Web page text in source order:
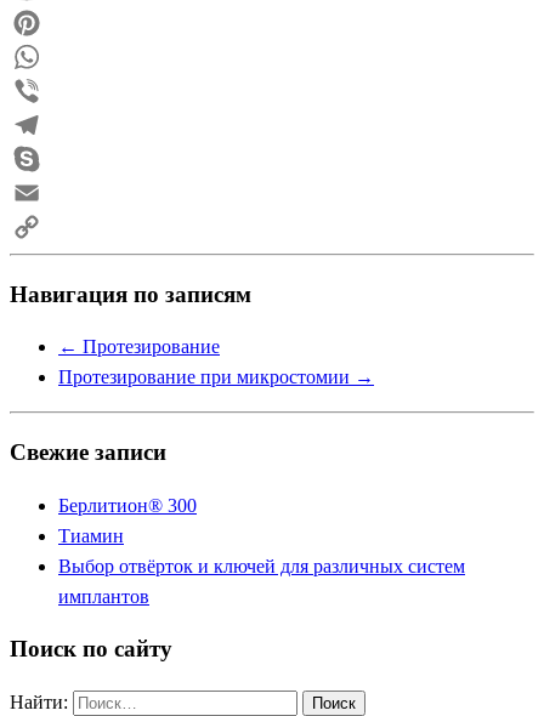
Reddit
Pinterest
WhatsApp
Viber
Telegram
Skype
Email
Copy
Link
Навигация по записям
← Протезирование
Протезирование при микростомии →
Свежие записи
Берлитион® 300
Тиамин
Выбор отвёрток и ключей для различных систем
имплантов
Поиск по сайту
Найти: